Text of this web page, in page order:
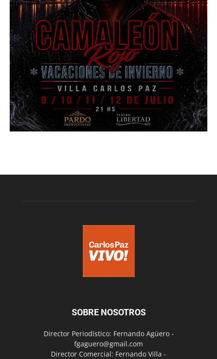
SOBRE NOSOTROS
Director Periodístico: Fernando Agüero -
fgaguero@gmail.com
Director Comercial: Fernando Villa -